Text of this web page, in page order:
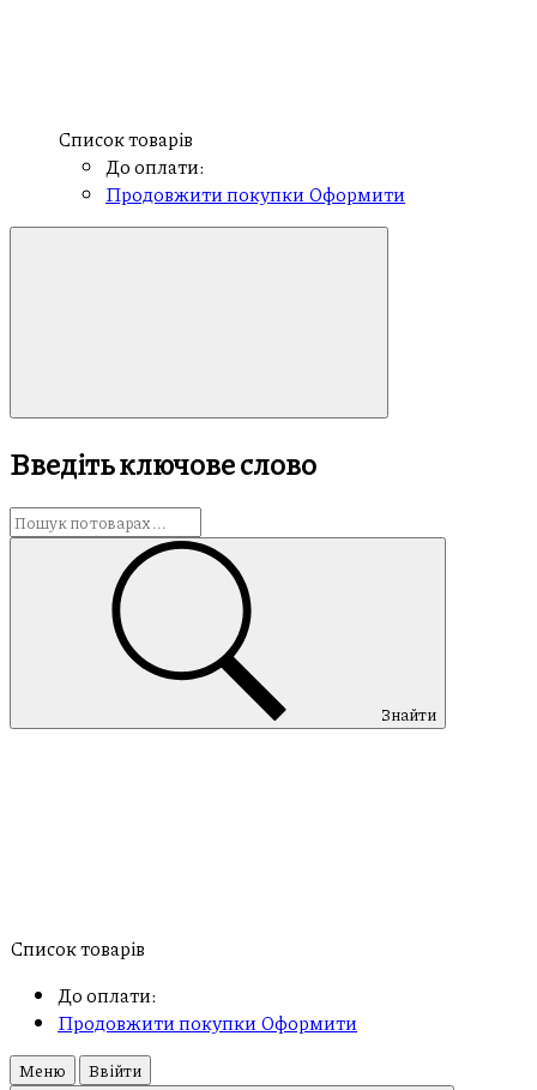
Список товарів
До оплати:
Продовжити покупкиОформити
Введіть ключове слово
Знайти
Список товарів
До оплати:
Продовжити покупкиОформити
Меню Ввійти